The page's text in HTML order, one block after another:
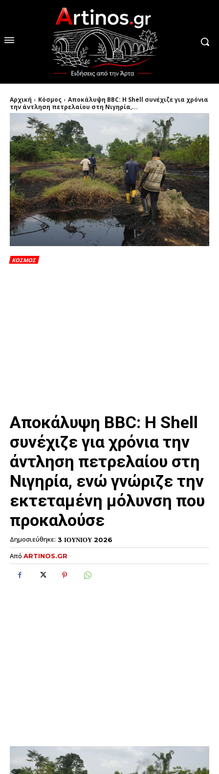
Αρχική Κόσμος
Αποκάλυψη BBC: Η Shell συνέχιζε για χρόνια
την άντληση πετρελαίου στη Νιγηρία,...
ΚΟΣΜΟΣ
Αποκάλυψη BBC: Η Shell
συνέχιζε για χρόνια την
άντληση πετρελαίου στη
Νιγηρία, ενώ γνώριζε την
εκτεταμένη μόλυνση που
προκαλούσε
Δημοσιεύθηκε: 3 ΙΟΥΝΙΟΥ 2026
Από ARTINOS.GR